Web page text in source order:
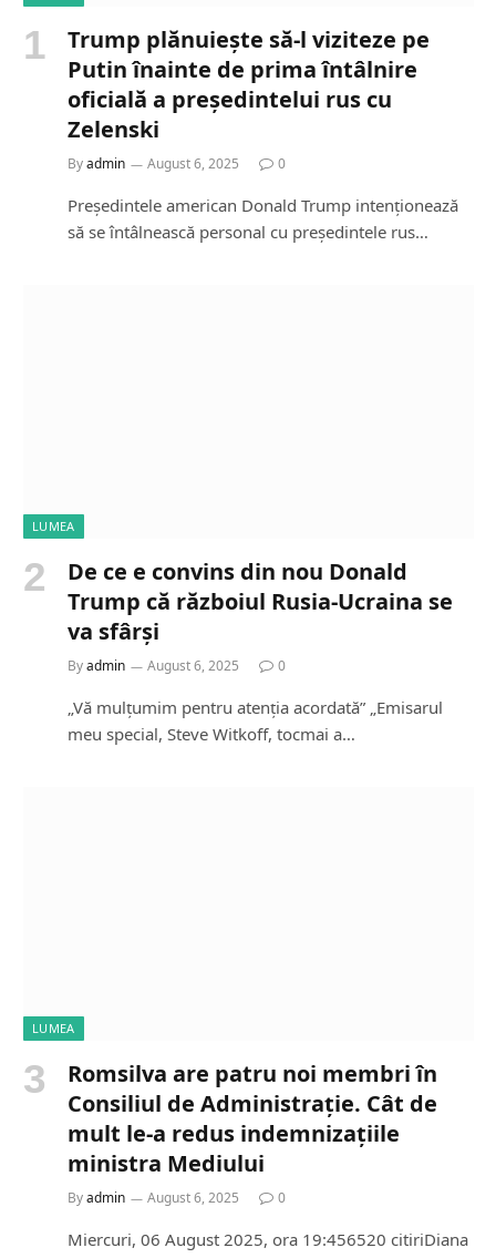
Trump plănuiește să-l viziteze pe
Putin înainte de prima întâlnire
oficială a președintelui rus cu
Zelenski
Byadmin August 6, 2025 0
Președintele american Donald Trump intenționează
să se întâlnească personal cu președintele rus…
LUMEA
De ce e convins din nou Donald
Trump că războiul Rusia-Ucraina se
va sfârși
Byadmin August 6, 2025 0
„Vă mulțumim pentru atenția acordată” „Emisarul
meu special, Steve Witkoff, tocmai a…
LUMEA
Romsilva are patru noi membri în
Consiliul de Administrație. Cât de
mult le-a redus indemnizațiile
ministra Mediului
Byadmin August 6, 2025 0
Miercuri, 06 August 2025, ora 19:456520 citiriDiana